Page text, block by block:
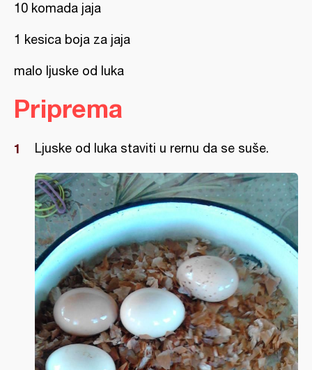
10 komada jaja
1 kesica boja za jaja
malo ljuske od luka
Priprema
Ljuske od luka staviti u rernu da se suše.